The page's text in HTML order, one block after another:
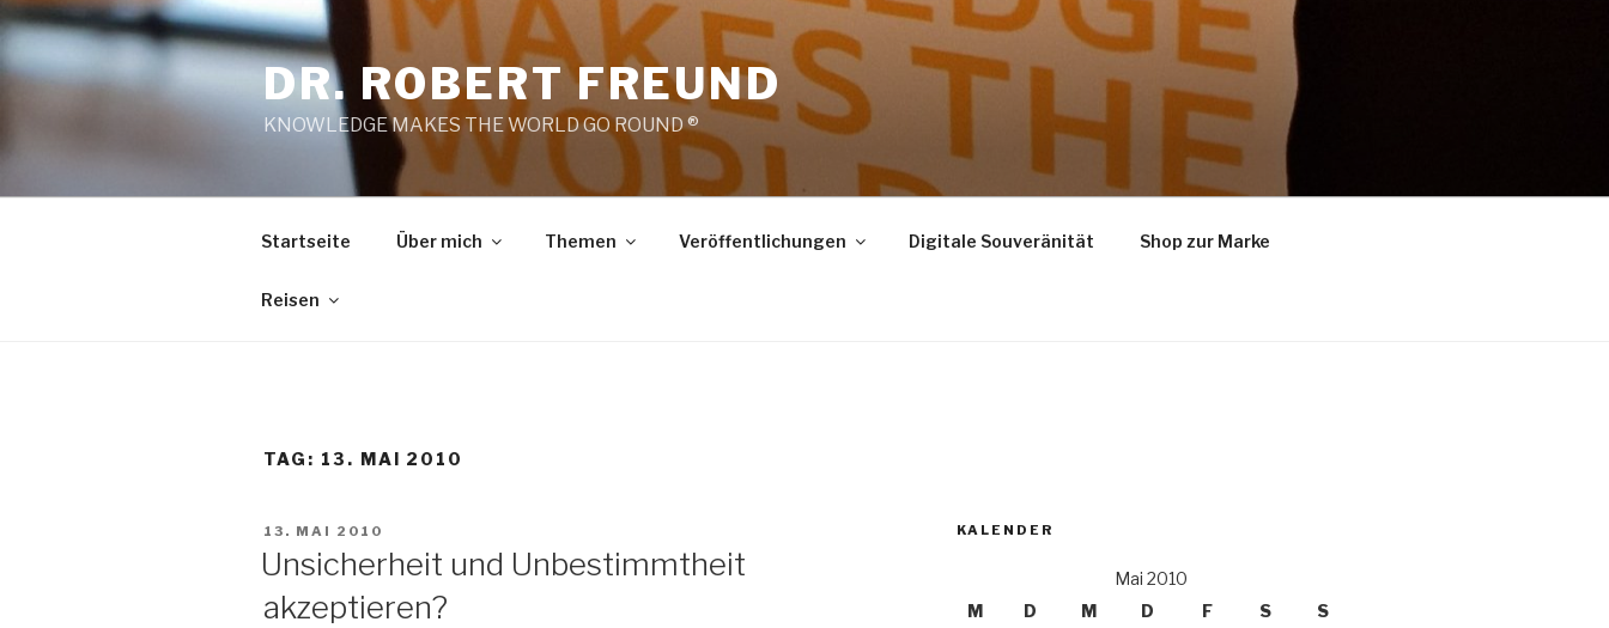
Zum
Inhalt
springen
DR. ROBERT FREUND
KNOWLEDGE MAKES THE WORLD GO ROUND ®
Startseite Über mich Themen Veröffentlichungen Digitale Souveränität Shop zur Marke
Reisen
TAG: 13. MAI 2010
VERÖFFENTLICHT
13. MAI 2010
Unsicherheit und Unbestimmtheit
akzeptieren?
KALENDER
Mai 2010
M
D M D F S S